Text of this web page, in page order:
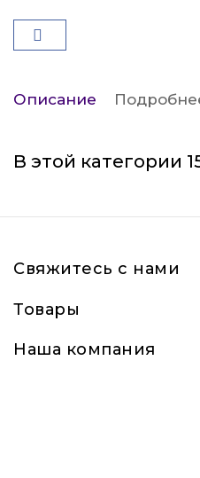
Описание
В этой категории
Свяжитесь с нами
Товары
Наша компания